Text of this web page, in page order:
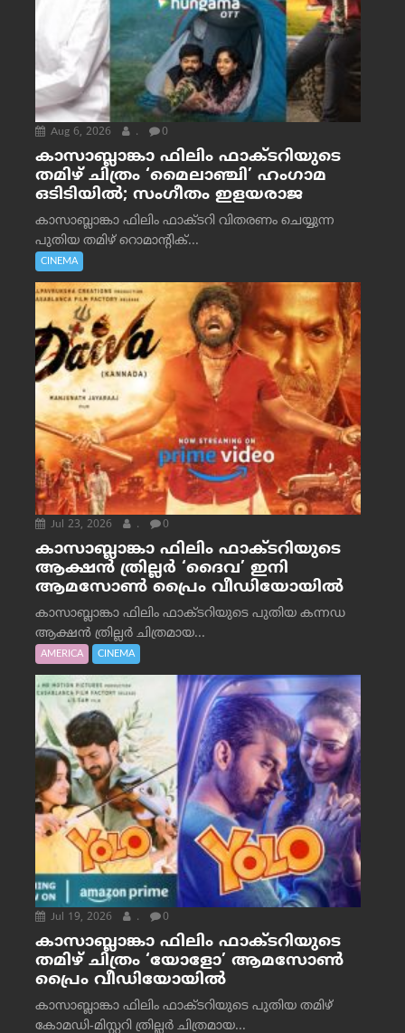
Aug 6, 2026 . 0
കാസാബ്ലാങ്കാ ഫിലിം ഫാക്ടറിയുടെ
തമിഴ് ചിത്രം ‘മൈലാഞ്ചി’ ഹംഗാമ
ഒടിടിയിൽ; സംഗീതം ഇളയരാജ
കാസാബ്ലാങ്കാ ഫിലിം ഫാക്ടറി വിതരണം ചെയ്യുന്ന
പുതിയ തമിഴ് റൊമാന്റിക്...
CINEMA
Jul 23, 2026 . 0
കാസാബ്ലാങ്കാ ഫിലിം ഫാക്ടറിയുടെ
ആക്ഷൻ ത്രില്ലർ ‘ദൈവ’ ഇനി
ആമസോൺ പ്രൈം വീഡിയോയിൽ
കാസാബ്ലാങ്കാ ഫിലിം ഫാക്ടറിയുടെ പുതിയ കന്നഡ
ആക്ഷൻ ത്രില്ലർ ചിത്രമായ...
AMERICA CINEMA
Jul 19, 2026 . 0
കാസാബ്ലാങ്കാ ഫിലിം ഫാക്ടറിയുടെ
തമിഴ് ചിത്രം ‘യോളോ’ ആമസോൺ
പ്രൈം വീഡിയോയിൽ
കാസാബ്ലാങ്കാ ഫിലിം ഫാക്ടറിയുടെ പുതിയ തമിഴ്
കോമഡി-മിസ്റ്ററി ത്രില്ലർ ചിത്രമായ...